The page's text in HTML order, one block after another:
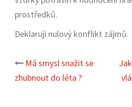
prostředků.
Deklaruji nulový konflikt zájmů.
Post
navigation
Má smysl snažit se
zhubnout do léta ?